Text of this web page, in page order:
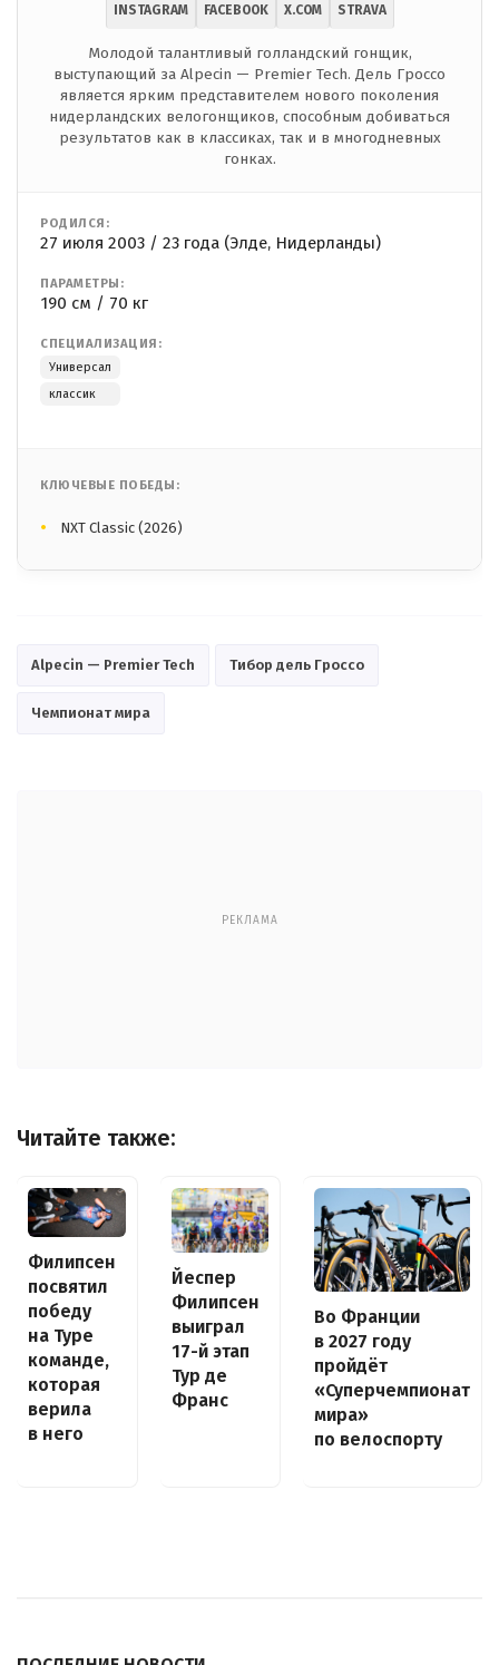
INSTAGRAM FACEBOOK X.COM STRAVA
Молодой талантливый голландский гонщик,
выступающий за Alpecin — Premier Tech. Дель Гроссо
является ярким представителем нового поколения
нидерландских велогонщиков, способным добиваться
результатов как в классиках, так и в многодневных
гонках.
РОДИЛСЯ:
27 июля 2003 / 23 года (Элде, Нидерланды)
ПАРАМЕТРЫ:
190 см / 70 кг
СПЕЦИАЛИЗАЦИЯ:
Универсал
классик
КЛЮЧЕВЫЕ ПОБЕДЫ:
NXT Classic (2026)
Alpecin — Premier Tech Тибор дель Гроссо
Чемпионат мира
РЕКЛАМА
Читайте также:
Филипсен
посвятил
победу
на Туре
команде,
которая
верила
в него
Йеспер
Филипсен
выиграл
17-й этап
Тур де
Франс
Во Франции
в 2027 году
пройдёт
«Суперчемпионат
мира»
по велоспорту